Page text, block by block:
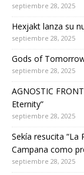
septiembre 28, 2025
Hexjakt lanza su
septiembre 28, 2025
Gods of
septiembre 28, 2025
AGNOSTIC
Eternity”
septiembre 28, 2025
Sekía resucita “La
Campana como
septiembre 28, 2025